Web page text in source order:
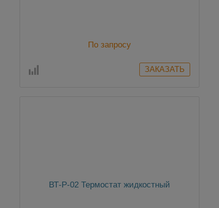
По запросу
ВТ-Р-02 Термостат жидкостный